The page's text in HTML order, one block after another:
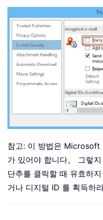
참고: 이 방법은
가 있어야 합니다。 그렇
단추를 클릭할 때 유효하
거나 디지털 ID 를 획득하